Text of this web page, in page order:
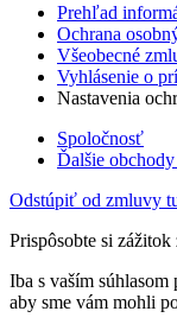
Prehľad
Ochrana
Všeobecné
Vyhlásenie o
Nastavenia
Spoločnosť
Ďalšie
Odstúpiť od zmluvy
Prispôsobte si
Iba s vaším
aby sme vám mohli